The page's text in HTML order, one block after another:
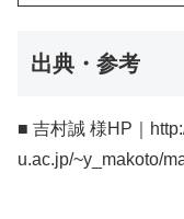
出典・参考
■ 吉村誠 様HP｜
u.ac.jp/~y_makoto/